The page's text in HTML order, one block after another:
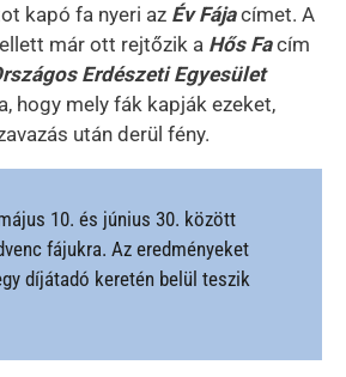
kapó fa nyeri az Év Fájacímet. A
már ott rejtőzik a Hős Facím
Erdészeti Egyesület
hogy mely fák kapják ezeket,
után derül fény.
10. és június 30. között
fájukra. Az eredményeket
díjátadó keretén belül teszik